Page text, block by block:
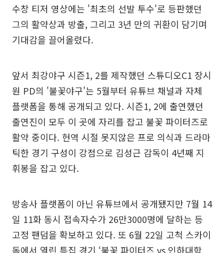
수창 티저 영상에는 '최초의 선발 투수'로 등판했던
그의 활약상과 방출, 그리고 3년 만의 귀환이 담기며
기대감을 끌어올렸다.
앞서 최강야구 시즌1, 2를 제작했던 스튜디오C1 장시
원 PD의 '불꽃야구'는 5월부터 유튜브 채널과 자체
플랫폼을 통해 공개되고 있다. 시즌1, 2에 출연했던
출연진이 모두 이 곳에 자리를 잡고 불꽃 파이터즈로
활약 중이다. 현역 시절 못지않은 프로 의식과 드라마
틱한 경기 구성이 강점으로 김성근 감독이 4년째 지
휘봉을 잡고 있다.
방송사 플랫폼이 아닌 유튜브에서 공개됐지만 7월 14
일 11화 동시 접속자수가 26만3000명에 달하는 등
고정 팬덤을 확보하고 있다. 또 6월 22일 고척 스카이
돔에서 열린 특집 경기 ‘불꽃 파이터즈 vs 인하대학